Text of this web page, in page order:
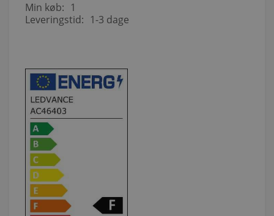
Min køb: 1
Leveringstid: 1-3 dage